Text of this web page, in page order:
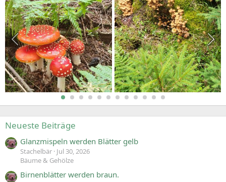
Neueste Beiträge
Glanzmispeln werden Blätter gelb
Stachelbär Jul 30, 2026
Bäume & Gehölze
Birnenblätter werden braun.